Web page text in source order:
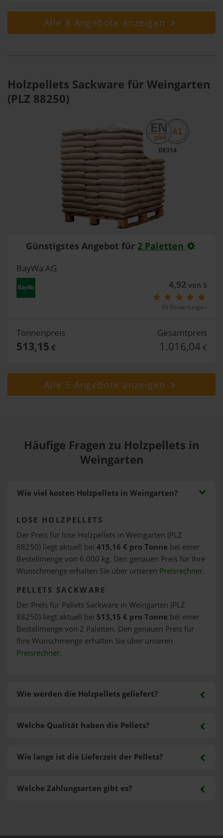
Alle 8 Angebote anzeigen
Holzpellets Sackware für Weingarten
(PLZ 88250)
DE314
Günstigstes Angebot für 2 Paletten
BayWa AG
4,92von 5
49 Bewertungen
Tonnenpreis
513,15 €
Gesamtpreis
1.016,04 €
Alle 5 Angebote anzeigen
Häufige Fragen zu Holzpellets in
Weingarten
Wie viel kosten Holzpellets in Weingarten?
LOSE HOLZPELLETS
Der Preis für lose Holzpellets in Weingarten (PLZ
88250) liegt aktuell bei 415,16 € pro Tonne bei einer
Bestellmenge von 6.000 kg. Den genauen Preis für Ihre
Wunschmenge erhalten Sie über unseren Preisrechner.
PELLETS SACKWARE
Der Preis für Pellets Sackware in Weingarten (PLZ
88250) liegt aktuell bei 513,15 € pro Tonne bei einer
Bestellmenge von 2 Paletten. Den genauen Preis für
Ihre Wunschmenge erhalten Sie über unseren
Preisrechner.
Wie werden die Holzpellets geliefert?
Welche Zahlungsarten gibt es?
Welche Qualität haben die Pellets?
Wie lange ist die Lieferzeit der Pellets?